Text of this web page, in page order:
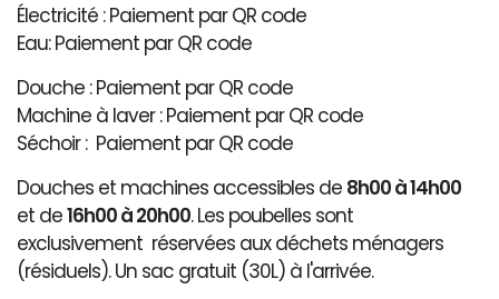
Électricité : Paiement par QR code
Eau: Paiement par QR code
Douche : Paiement par QR code
Machine à laver : Paiement par QR code
Séchoir : Paiement par QR code
Douches et machines accessibles de 8h00 à 14h00
et de16h00 à 20h00. Les poubelles sont
exclusivement réservées aux déchets ménagers
(résiduels). Un sac gratuit (30L) à l'arrivée.